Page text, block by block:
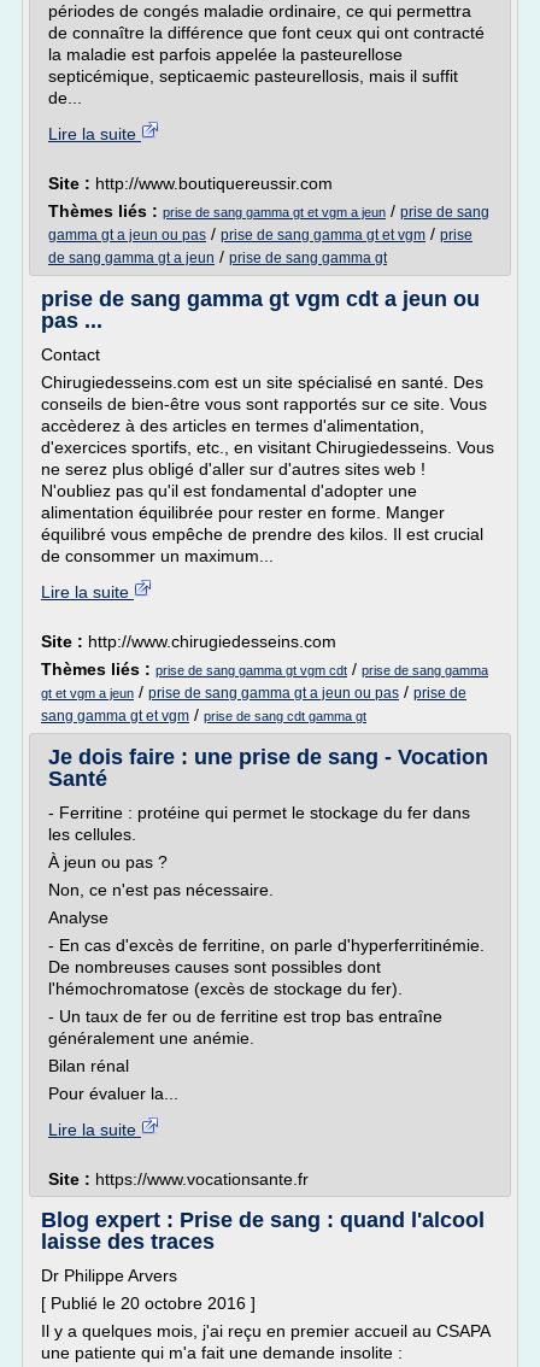
périodes de congés maladie ordinaire, ce qui permettra
de connaître la différence que font ceux qui ont contracté
la maladie est parfois appelée la pasteurellose
septicémique, septicaemic pasteurellosis, mais il suffit
de...
Lire la suite
Site : http://www.boutiquereussir.com
Thèmes liés : prise de sang gamma gt et vgm a jeun / prise de sang
gamma gt a jeun ou pas / prise de sang gamma gt et vgm / prise
de sang gamma gt a jeun / prise de sang gamma gt
prise de sang gamma gt vgm cdt a jeun ou
pas ...
Contact
Chirugiedesseins.com est un site spécialisé en santé. Des
conseils de bien-être vous sont rapportés sur ce site. Vous
accèderez à des articles en termes d'alimentation,
d'exercices sportifs, etc., en visitant Chirugiedesseins. Vous
ne serez plus obligé d'aller sur d'autres sites web !
N'oubliez pas qu'il est fondamental d'adopter une
alimentation équilibrée pour rester en forme. Manger
équilibré vous empêche de prendre des kilos. Il est crucial
de consommer un maximum...
Lire la suite
Site : http://www.chirugiedesseins.com
Thèmes liés : prise de sang gamma gt vgm cdt / prise de sang gamma
gt et vgm a jeun / prise de sang gamma gt a jeun ou pas / prise de
sang gamma gt et vgm / prise de sang cdt gamma gt
Je dois faire : une prise de sang - Vocation
Santé
- Ferritine : protéine qui permet le stockage du fer dans
les cellules.
À jeun ou pas ?
Non, ce n'est pas nécessaire.
Analyse
- En cas d'excès de ferritine, on parle d'hyperferritinémie.
De nombreuses causes sont possibles dont
l'hémochromatose (excès de stockage du fer).
- Un taux de fer ou de ferritine est trop bas entraîne
généralement une anémie.
Bilan rénal
Pour évaluer la...
Lire la suite
Site : https://www.vocationsante.fr
Blog expert : Prise de sang : quand l'alcool
laisse des traces
Dr Philippe Arvers
[ Publié le 20 octobre 2016 ]
Il y a quelques mois, j'ai reçu en premier accueil au CSAPA
une patiente qui m'a fait une demande insolite :